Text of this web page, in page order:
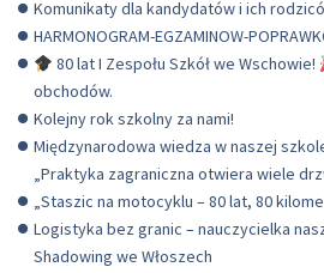
Komunikaty dla kandydatów i ich
HARMONOGRAM-EGZAMINOW-
80 lat I Zespołu Szkół we Wschowie!
obchodów.
Kolejny rok szkolny za nami!
Międzynarodowa wiedza w naszej
„Praktyka zagraniczna otwiera wiele
„Staszic na motocyklu – 80 lat, 80
Logistyka bez granic – nauczycielka
Shadowing we Włoszech